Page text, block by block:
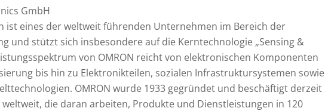
GmbH
ist eines der weltweit führenden Unternehmen im Bereich der
und stützt sich insbesondere auf die Kerntechnologie „Sensing &
von OMRON reicht von elektronischen Komponenten
bis hin zu Elektronikteilen, sozialen Infrastruktursystemen sowie
OMRON wurde 1933 gegründet und beschäftigt derzeit
die daran arbeiten, Produkte und Dienstleistungen in 120